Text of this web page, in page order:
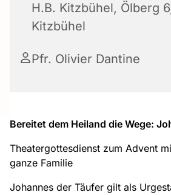
H.B. Kitzbühel, Ölberg
Kitzbühel
Pfr. Olivier Dantine
Bereitet dem Heiland die Wege:
Theatergottesdienst zum Advent
ganze Familie
Johannes der Täufer gilt als